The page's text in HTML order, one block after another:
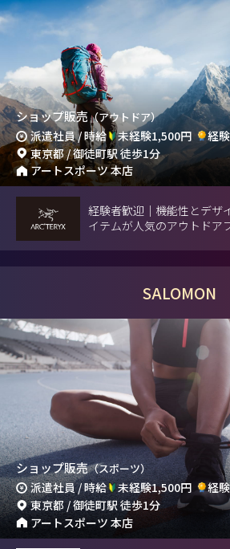
ショップ販売（アウトドア）
派遣社員 / 時給 未経験1,500円
経
東京都 / 御徒町駅 徒歩1分
アートスポーツ 本店
経験者歓迎｜機能性とデザ
イテムが人気のアウトドア
SALOMON
ショップ販売（スポーツ）
派遣社員 / 時給 未経験1,500円
経
東京都 / 御徒町駅 徒歩1分
アートスポーツ 本店